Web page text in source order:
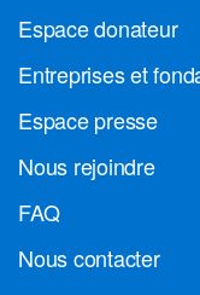
Espace donateur
Entreprises et
Espace presse
Nous rejoindre
FAQ
Nous contacter